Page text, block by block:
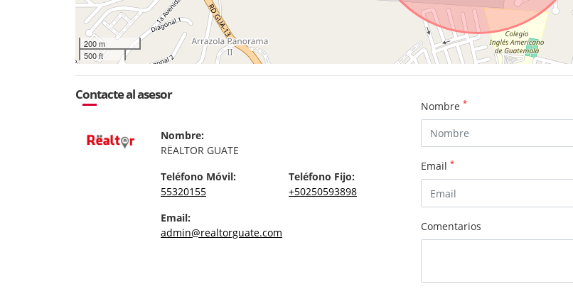
200 m
500 ft
Contacte al asesor
Nombre:
RËALTOR GUATE
Teléfono Móvil:
55320155
Teléfono Fijo:
+50250593898
Email:
admin@realtorguate.com
Nombre *
Email *
Comentarios